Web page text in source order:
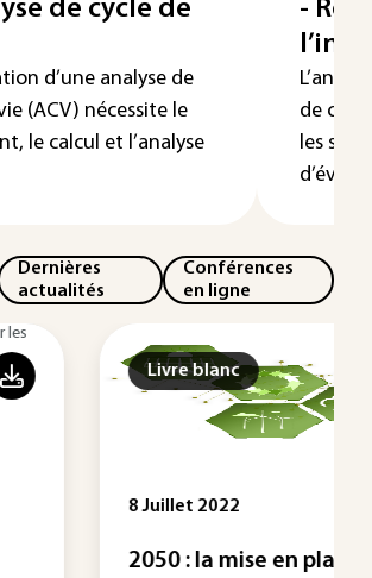
de cycle de
d’une analyse de
(ACV) nécessite le
le calcul et l’analyse
-
de
les
Dernières
actualités
Conférences
en ligne
mise en place d'une